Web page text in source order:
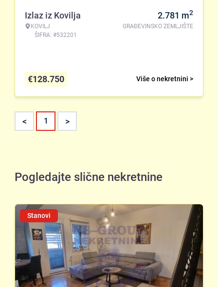
Izlaz iz Kovilja
KOVILJ
ŠIFRA: #532201
2.781 m2
GRAĐEVINSKO ZEMLJIŠTE
Više o nekretnini >
€128.750
< 1 >
Pogledajte slične nekretnine
Stanovi